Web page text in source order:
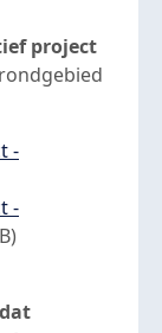
project
-
-